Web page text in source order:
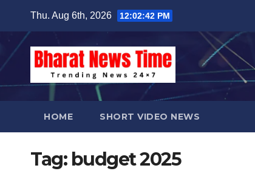
content
Thu. Aug 6th, 2026 12:02:43 PM
HOME SHORT VIDEO NEWS
Tag: budget 2025